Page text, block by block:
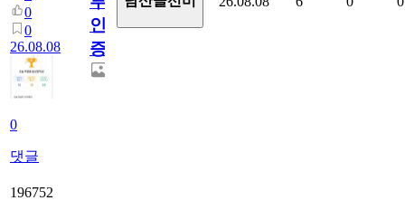
0
0
26.08.08
0
댓글
인
증
196752